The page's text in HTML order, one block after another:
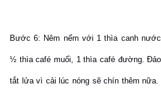
Bước 6: Nêm nếm với 1 thìa canh
½ thìa café muối, 1 thìa café đường.
tắt lửa vì cải lúc nóng sẽ chín thêm nữa.